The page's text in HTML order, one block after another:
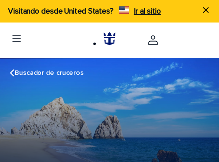
Visitando desde United States? Ir al sitio
Buscador de cruceros